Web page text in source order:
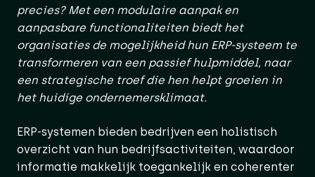
precies? Met een modulaire aanpak en
aanpasbare functionaliteiten biedt het
organisaties de mogelijkheid hun ERP-systeem te
transformeren van een passief hulpmiddel, naar
een strategische troef die hen helpt groeien in
het huidige ondernemersklimaat.
ERP-systemen bieden bedrijven een holistisch
overzicht van hun bedrijfsactiviteiten, waardoor
informatie makkelijk toegankelijk en coherenter